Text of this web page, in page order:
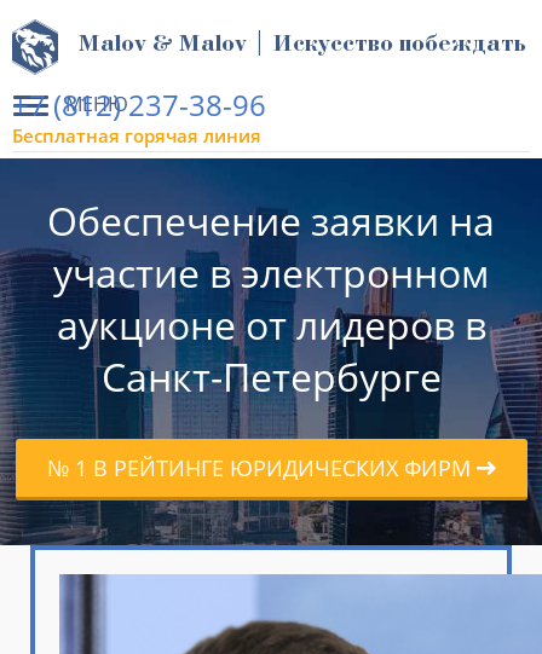
МЕНЮ
Malov & Malov | Искусство побеждать
+7 (812) 237-38-96
Бесплатная горячая линия
Обеспечение заявки на
участие в электронном
аукционе от лидеров в
Санкт-Петербурге
№ 1 В РЕЙТИНГЕ ЮРИДИЧЕСКИХ ФИРМ